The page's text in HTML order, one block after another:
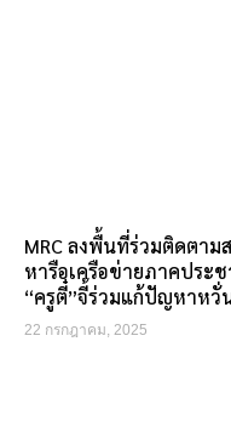
MRC ลงพื้นที่ร่วมติดตา
หารือเครือข่ายภาคประ
“ครูตี๋”จี้ร่วมแก้ปัญหาหวั่
22 กรกฎาคม, 2025